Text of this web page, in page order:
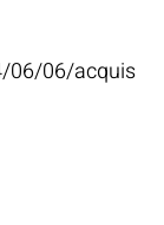
06/06/acquis